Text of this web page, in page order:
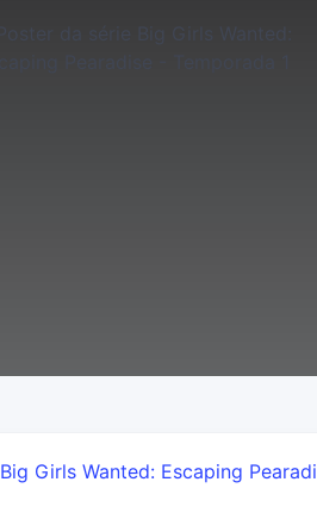
Big Girls Wanted: Escaping